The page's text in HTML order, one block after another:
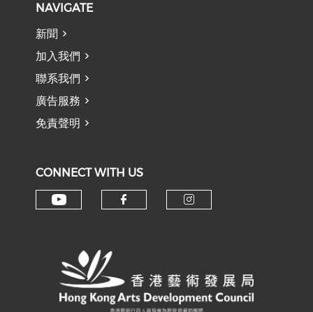
NAVIGATE
新聞
加入我們
聯系我們
廣告服務
免責聲明
CONNECT WITH US